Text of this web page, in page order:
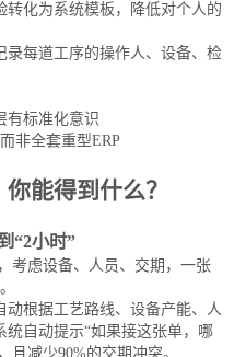
转化为系统模板，降低对个人的
录每道工序的操作人、设备、检
有标准化意识
非全套重型ERP
能得到什么？
“2小时”
考虑设备、人员、交期，一张
动根据工艺路线、设备产能、人
自动提示“如果接这张单，哪
且减少90%的交期冲突。